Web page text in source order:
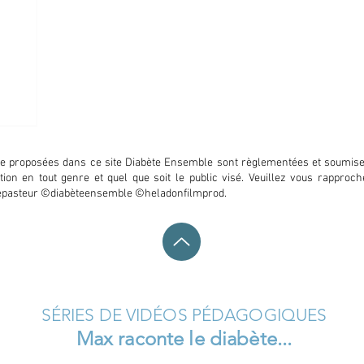
proposées dans ce site Diabète Ensemble sont règlementées et
en tout genre et quel que soit le public visé. Veuillez vous
©diabèteensemble ©heladonfilmprod.
SÉRIES DE VIDÉOS PÉDAGOGIQUES
Max raconte le diabète...